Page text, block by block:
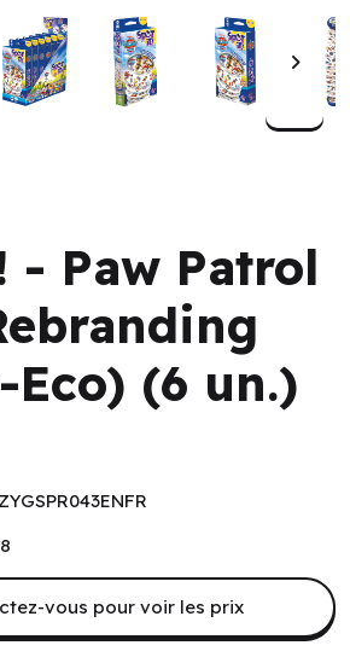
Paw Patrol
(6 un.)
ZYGSPR043ENFR
vous pour voir les prix